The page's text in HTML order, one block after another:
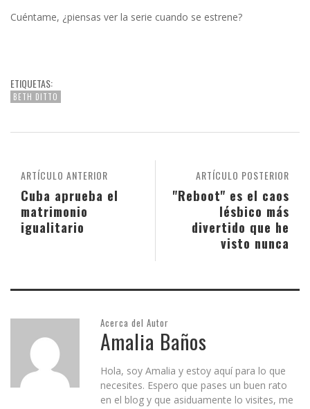
Cuéntame, ¿piensas ver la serie cuando se estrene?
ETIQUETAS:
BETH DITTO
ARTÍCULO POSTERIOR
"Reboot" es el caos
lésbico más
divertido que he
visto nunca
ARTÍCULO ANTERIOR
Cuba aprueba el
matrimonio
igualitario
Acerca del Autor
Amalia Baños
Hola, soy Amalia y estoy aquí para lo que
necesites. Espero que pases un buen rato
en el blog y que asiduamente lo visites, me